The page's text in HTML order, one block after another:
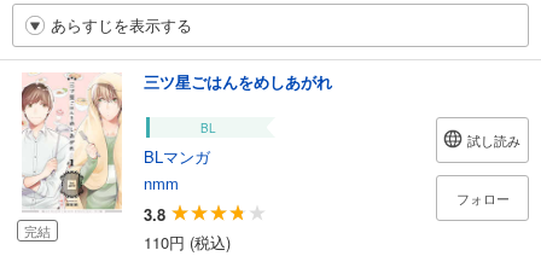
あらすじを表示する
完結
三ツ星ごはんをめしあがれ
BL
BLマンガ
nmm
3.8
110円 (税込)
試し読み
フォロー